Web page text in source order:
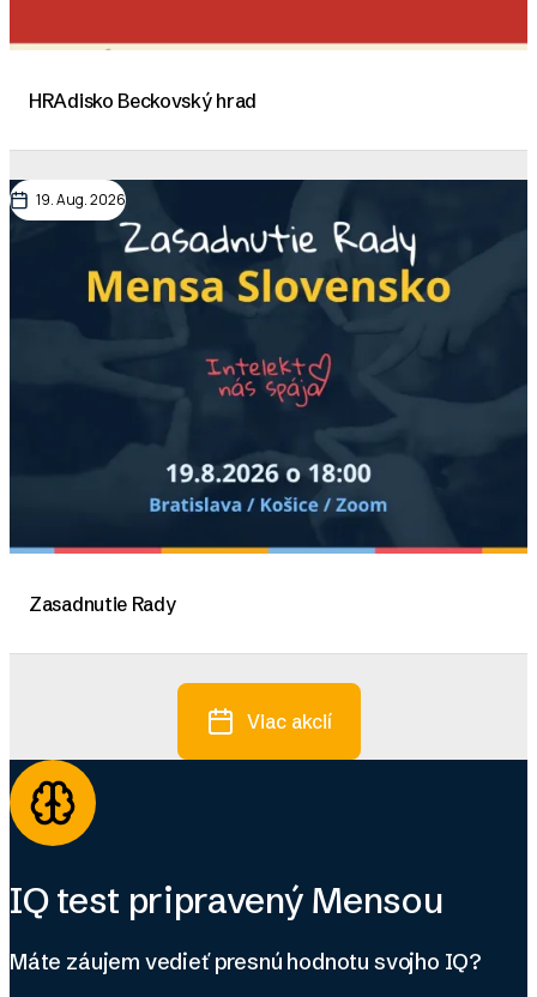
HRAdisko Beckovský hrad
19. Aug. 2026
Zasadnutie Rady
Viac akcií
IQ test pripravený Mensou
Máte záujem vedieť presnú hodnotu svojho IQ?